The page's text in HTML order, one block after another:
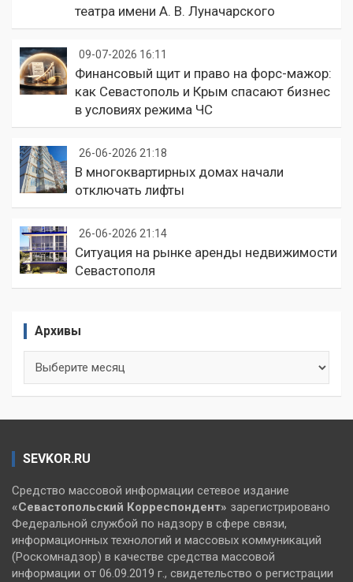
театра имени А. В. Луначарского
09-07-2026 16:11
Финансовый щит и право на форс-мажор:
как Севастополь и Крым спасают бизнес
в условиях режима ЧС
26-06-2026 21:18
В многоквартирных домах начали
отключать лифты
26-06-2026 21:14
Ситуация на рынке аренды недвижимости
Севастополя
Архивы
SEVKOR.RU
Средство массовой информации сетевое издание
«Севастопольский Корреспондент» зарегистрировано
Федеральной службой по надзору в сфере связи,
информационных технологий и массовых коммуникаций
(Роскомнадзор) в качестве средства массовой
информации от 06.09.2019 г., свидетельство о регистрации